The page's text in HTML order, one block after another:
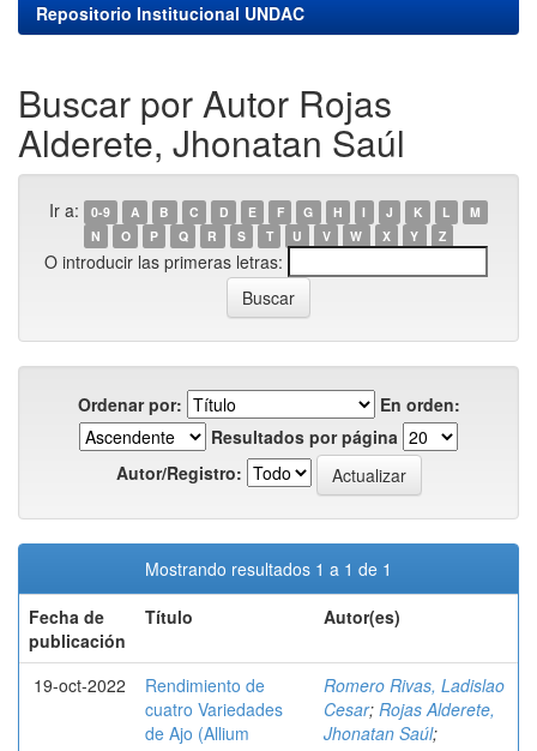
Repositorio Institucional UNDAC
Buscar por Autor Rojas
Alderete, Jhonatan Saúl
Ir a: 0-9 A B C D E F G H I J K L
M
N
O P Q R S T U V W X Y Z
O introducir las primeras letras:
Ordenar por:
En orden:
Resultados por página
Autor/Registro:
Mostrando resultados 1 a 1 de 1
Fecha de
publicación
Título Autor(es)
19-oct-2022
Rendimiento de
cuatro Variedades
de Ajo (Allium
Romero Rivas, Ladislao
Cesar; Rojas Alderete,
Jhonatan Saúl;